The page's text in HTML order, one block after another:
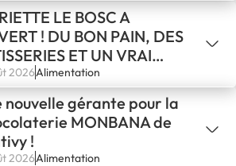
LE BOSC A
! DU BON PAIN, DES
ET UN VRAI
SHOP À DEUX PAS
DU SALAGOU
2026Alimentation
nouvelle gérante pour la
MONBANA de
!
2026Alimentation